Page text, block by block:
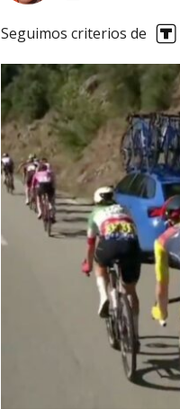
Seguimos criterios de